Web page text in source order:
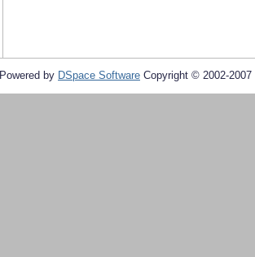
Powered by DSpace Software Copyright © 2002-2007